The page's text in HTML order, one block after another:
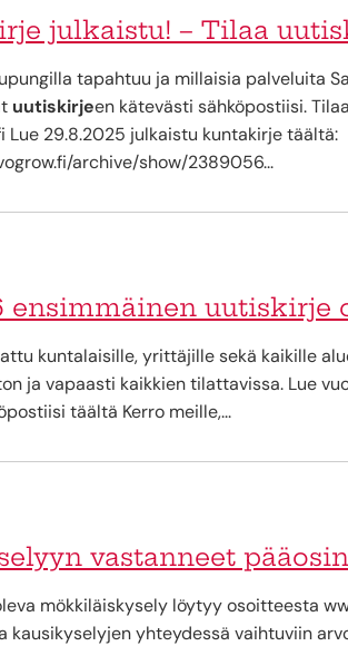
julkaistu! – Tilaa
tapahtuu ja millaisia palveluita
uutiskirjeen kätevästi sähköpostiisi. Tilaa
Lue 29.8.2025 julkaistu kuntakirje täältä:
archive/show/2389056...
ensimmäinen uutiskirje
kuntalaisille, yrittäjille sekä kaikille
ja vapaasti kaikkien tilattavissa. Lue
täältä Kerro meille,...
vastanneet
mökkiläiskysely löytyy osoitteesta
kausikyselyjen yhteydessä vaihtuviin